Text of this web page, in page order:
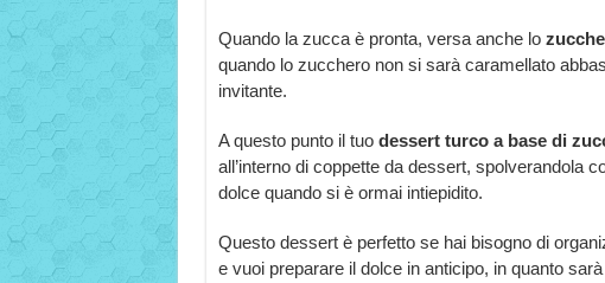
Quando la zucca è pronta, versa anche lo
quando lo zucchero non si sarà caramellato
invitante.
A questo punto il tuo dessert turco a base di
all’interno di coppette da dessert, spolverandola
dolce quando si è ormai intiepidito.
Questo dessert è perfetto se hai bisogno di
e vuoi preparare il dolce in anticipo, in quanto